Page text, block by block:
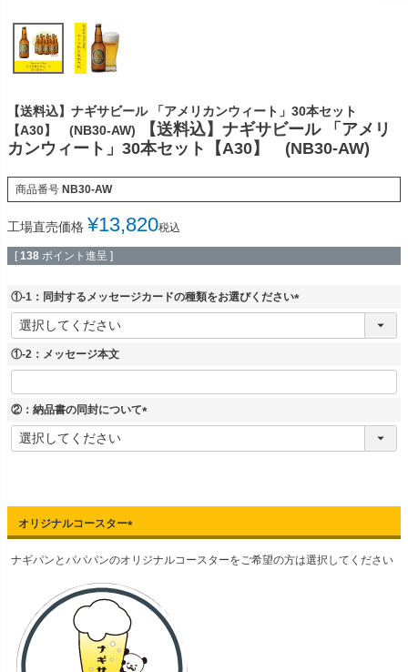
【送料込】ナギサビール 「アメリカンウィート」30本セット
【A30】 (NB30-AW)
【送料込】ナギサビール 「アメリ
カンウィート」30本セット【A30】 (NB30-AW)
商品番号 NB30-AW
工場直売価格 ¥13,820税込
[ 138 ポイント進呈 ]
①-1：同封するメッセージカードの種類をお選びください
(
①-2：メッセージ本文
②：納品書の同封について
(
オリジナルコースター
(
必
)
ナギパンとパパパンのオリジナルコースターをご希望の方は選択してください